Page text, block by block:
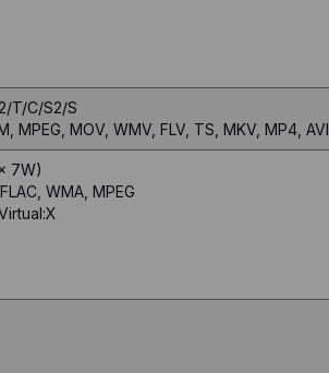
T/C/S2/S
MPEG, MOV, WMV, FLV, TS, MKV, MP4, AVI
7W)
WMA, MPEG